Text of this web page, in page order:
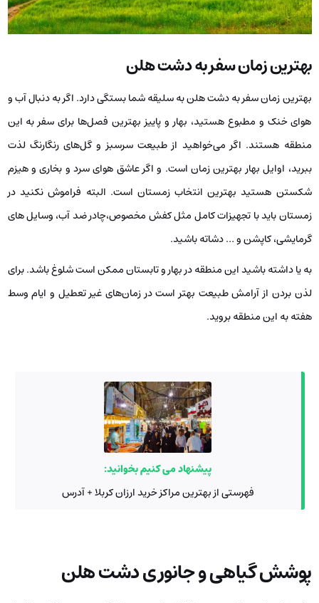
بهترین زمان سفر به دشت هلن
بهترین زمان سفر به دشت هلن به سلیقه شما بستگی دارد. اگر به دنبال آب و
هوای خنک و مطبوع هستید، بهار و پاییز بهترین فصل‌ها برای سفر به این
منطقه هستند. اگر می‌خواهید از طبیعت سرسبز و گل‌های رنگارنگ لذت
ببرید، اوایل بهار بهترین زمان است. و اگر عاشق هوای سرد و بخاری و هیزم
شکستن هستید بهترین انتخاب زمستان است. البته فراموش نکنید در
زمستان باید با تجهیزات کامل مثل کفش مخصوص،چادر ضد آب، وسایل های
گرمایشی، کاپشن و … دشاته باشید.
به یا داشته باشید این منطقه در بهار و تابستان ممکن است شلوغ باشد. برای
لذن بردن از آرامش طبیعت بهتر است در زمان‌های غیر تعطیل و ایام وسط
هفته به این منطقه بروید.
پیشنهاد می کنیم بخوانید:
فهرستی از بهترین مراکز خرید ارزان کربلا + آدرس
پوشش گیاهی و جانوری دشت هلن